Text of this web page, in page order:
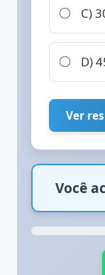
C)
D)
Ver
Você